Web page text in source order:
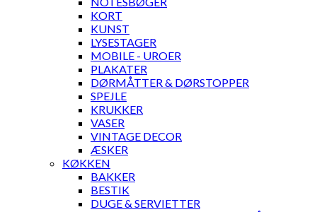
KORT
KUNST
LYSESTAGER
MOBILE - UROER
PLAKATER
DØRMÅTTER & DØRSTOPPER
SPEJLE
KRUKKER
VASER
VINTAGE DECOR
ÆSKER
KØKKEN
BAKKER
BESTIK
DUGE & SERVIETTER